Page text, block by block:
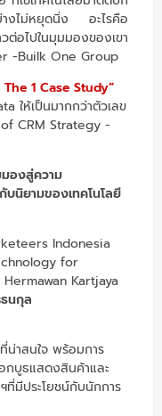
างไม่หยุดนิ่ง อะไรคือ
อไปในมุมมองของเขา
-Builk One Group
1 Case Study”
ให้เป็นมากกว่าตัวเลข
CRM Strategy -
องสู่ความ
นิยามของเทคโนโลยี
Indonesia
for
Kartjaya
นกุล
น่าสนใจ พร้อมการ
กบูธแสดงสินค้าและ
ที่มีประโยชน์กับนักการ